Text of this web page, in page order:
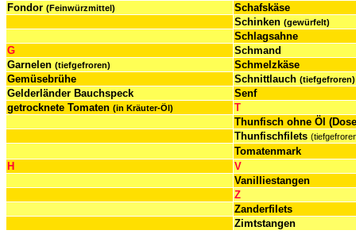
Fondor (Feinwürzmittel)
Schafskäse
Schinken (gewürfelt)
Schlagsahne
G
Schmand
Garnelen (tiefgefroren)
Schmelzkäse
Gemüsebrühe
Schnittlauch (tiefgefroren)
Gelderländer Bauchspeck
Senf
getrocknete Tomaten (in Kräuter-Öl)
T
Thunfisch ohne Öl
Thunfischfilets
Tomatenmark
H
V
Vanilliestangen
Z
Zanderfilets
Zimtstangen